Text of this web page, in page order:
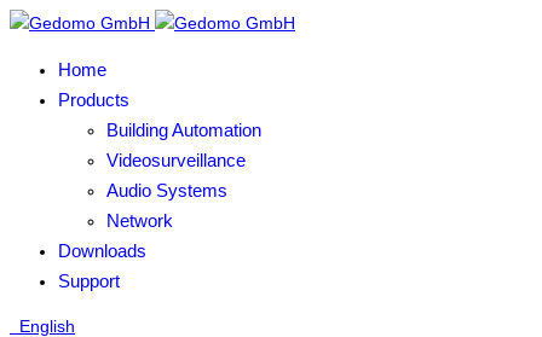
Home
Products
Building Automation
Videosurveillance
Audio Systems
Network
Downloads
Support
English